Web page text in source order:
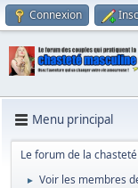
Connexion
Menu principal
Le forum de la
► Voir les membres